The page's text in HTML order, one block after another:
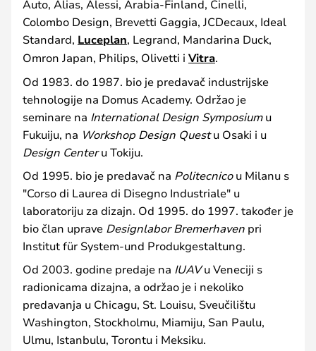
Auto, Alias, Alessi, Arabia-Finland, Cinelli,
Colombo Design, Brevetti Gaggia, JCDecaux, Ideal
Standard, Luceplan, Legrand, Mandarina Duck,
Omron Japan, Philips, Olivetti i Vitra.
Od 1983. do 1987. bio je predavač industrijske
tehnologije na Domus Academy. Održao je
seminare na International Design Symposiumu
Fukuiju, na Workshop Design Questu Osaki i u
Design Centeru Tokiju.
Od 1995. bio je predavač na Politecnicou Milanu s
"Corso di Laurea di Disegno Industriale" u
laboratoriju za dizajn. Od 1995. do 1997. također je
bio član uprave Designlabor Bremerhaven pri
Institut für System-und Produkgestaltung.
Od 2003. godine predaje na IUAVu Veneciji s
radionicama dizajna, a održao je i nekoliko
predavanja u Chicagu, St. Louisu, Sveučilištu
Washington, Stockholmu, Miamiju, San Paulu,
Ulmu, Istanbulu, Torontu i Meksiku.